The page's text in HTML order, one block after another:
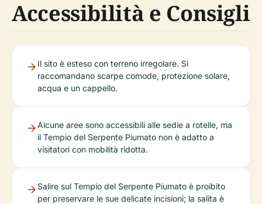
Accessibilità e Consigli
Il sito è esteso con terreno irregolare. Si
raccomandano scarpe comode, protezione solare,
acqua e un cappello.
Alcune aree sono accessibili alle sedie a rotelle, ma
il Tempio del Serpente Piumato non è adatto a
visitatori con mobilità ridotta.
Salire sul Tempio del Serpente Piumato è proibito
per preservare le sue delicate incisioni; la salita è